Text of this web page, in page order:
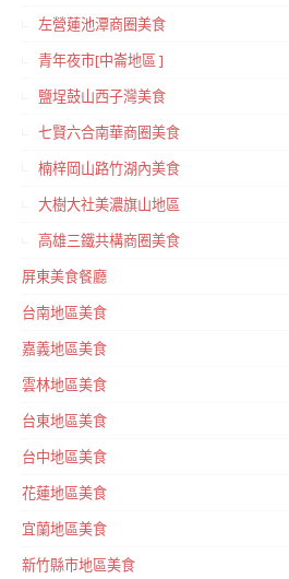
左營蓮池潭商圈美食
青年夜市[中崙地區 ]
鹽埕鼓山西子灣美食
七賢六合南華商圈美食
楠梓岡山路竹湖內美食
大樹大社美濃旗山地區
高雄三鐵共構商圈美食
屏東美食餐廳
台南地區美食
嘉義地區美食
雲林地區美食
台東地區美食
台中地區美食
花蓮地區美食
宜蘭地區美食
新竹縣市地區美食